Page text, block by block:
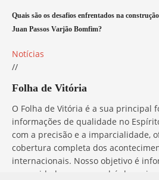
Quais são os desafios enfrentados na
Juan Passos Varjão Bomfim?
Notícias
//
Folha de Vitória
O Folha de Vitória é a sua principal
informações de qualidade no
com a precisão e a imparcialidade,
cobertura completa dos
internacionais. Nosso objetivo é
comunidade com o que há de mais